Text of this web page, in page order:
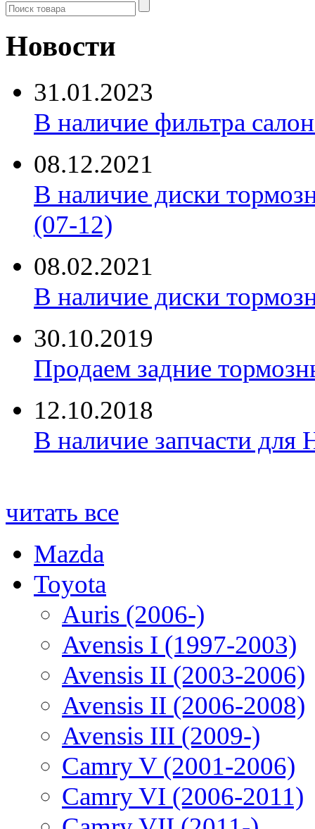
Новости
31.01.2023
В наличие фильтра
08.12.2021
В наличие диски
(07-12)
08.02.2021
В наличие диски
30.10.2019
Продаем задние
12.10.2018
В наличие запчасти для
читать все
Mazda
Toyota
Auris (2006-)
Avensis I (1997-2003)
Avensis II (2003-2006)
Avensis II (2006-2008)
Avensis III (2009-)
Camry V (2001-2006)
Camry VI (2006-2011)